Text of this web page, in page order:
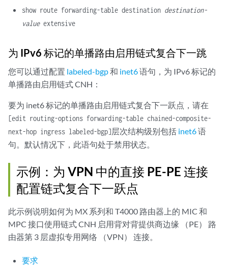
show route forwarding-table destination destination-
valueextensive
为 IPv6 标记的单播路由启用链式复合下一跳
您可以通过配置 labeled-bgp和 inet6语句，为 IPv6 标记的
单播路由启用链式 CNH：
要为 inet6 标记的单播路由启用链式复合下一跃点，请在
[edit routing-options forwarding-table chained-composite-
next-hop ingress labeled-bgp]层次结构级别包括 inet6语
句。默认情况下，此语句处于禁用状态。
示例：为 VPN 中的直接 PE-PE 连接
配置链式复合下一跃点
此示例说明如何为 MX 系列和 T4000 路由器上的 MIC 和
MPC 接口使用链式 CNH 启用背对背提供商边缘 （PE） 路
由器第 3 层虚拟专用网络 （VPN） 连接。
要求